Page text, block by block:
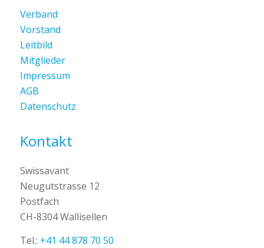
Verband
Vorstand
Leitbild
Mitglieder
Impressum
AGB
Datenschutz
Kontakt
Swissavant
Neugutstrasse 12
Postfach
CH-8304 Wallisellen
Tel.: +41 44 878 70 50